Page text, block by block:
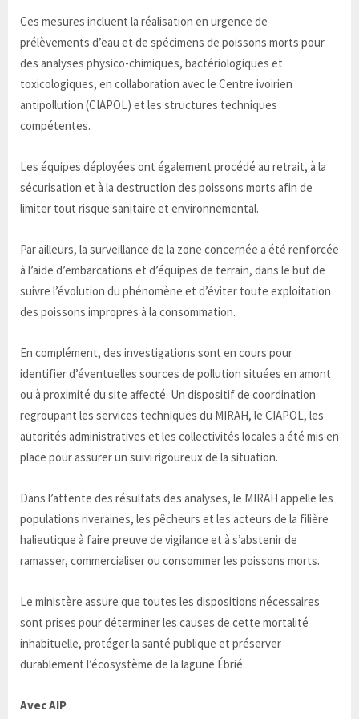
Ces mesures incluent la réalisation en urgence de
prélèvements d’eau et de spécimens de poissons morts pour
des analyses physico-chimiques, bactériologiques et
toxicologiques, en collaboration avec le Centre ivoirien
antipollution (CIAPOL) et les structures techniques
compétentes.
Les équipes déployées ont également procédé au retrait, à la
sécurisation et à la destruction des poissons morts afin de
limiter tout risque sanitaire et environnemental.
Par ailleurs, la surveillance de la zone concernée a été renforcée
à l’aide d’embarcations et d’équipes de terrain, dans le but de
suivre l’évolution du phénomène et d’éviter toute exploitation
des poissons impropres à la consommation.
En complément, des investigations sont en cours pour
identifier d’éventuelles sources de pollution situées en amont
ou à proximité du site affecté. Un dispositif de coordination
regroupant les services techniques du MIRAH, le CIAPOL, les
autorités administratives et les collectivités locales a été mis en
place pour assurer un suivi rigoureux de la situation.
Dans l’attente des résultats des analyses, le MIRAH appelle les
populations riveraines, les pêcheurs et les acteurs de la filière
halieutique à faire preuve de vigilance et à s’abstenir de
ramasser, commercialiser ou consommer les poissons morts.
Le ministère assure que toutes les dispositions nécessaires
sont prises pour déterminer les causes de cette mortalité
inhabituelle, protéger la santé publique et préserver
durablement l’écosystème de la lagune Ébrié.
Avec AIP